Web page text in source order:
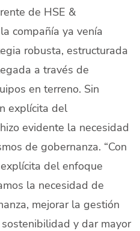
de HSE &
compañía ya venía
robusta, estructurada
a través de
en terreno. Sin
explícita del
hizo evidente la necesidad
de gobernanza. “Con
del enfoque
la necesidad de
mejorar la gestión
y dar mayor